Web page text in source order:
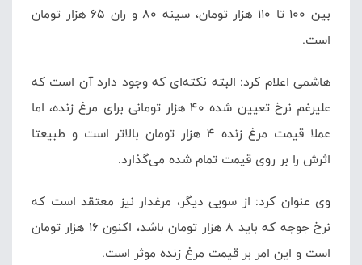
بین 100 تا 110 هزار تومان، سینه 80 و ران 65 هزار تومان
است.
هاشمی اعلام کرد: البته نکته‌ای که وجود دارد آن است که
علیرغم نرخ تعیین شده 40 هزار تومانی برای مرغ زنده، اما
عملا قیمت مرغ زنده 4 هزار تومان بالاتر است و طبیعتا
اثرش را بر روی قیمت تمام شده می‌گذارد.
وی عنوان کرد: از سویی دیگر، مرغدار نیز معتقد است که
نرخ جوجه که باید 8 هزار تومان باشد، اکنون 16 هزار تومان
است و این امر بر قیمت مرغ زنده موثر است.